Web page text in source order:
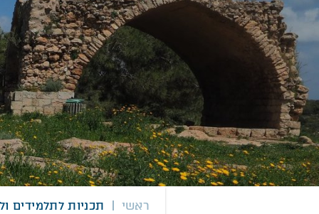
ראשי תכניות לתלמידים